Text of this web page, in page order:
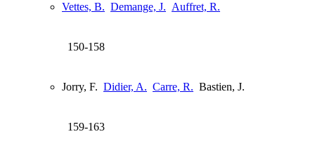
Vettes, B. Demange, J. Auffret, R.
150-158
Jorry, F. Didier, A. Carre, R. Bastien, J.
159-163